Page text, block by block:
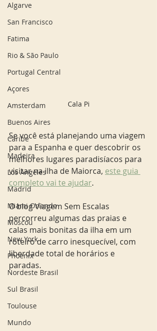
Algarve
San Francisco
Fatima
Rio & São Paulo
Portugal Central
Açores
Amsterdam
Buenos Aires
Caribe
Madeira
Los Angeles
Madrid
Miami Orlando
Moscou
New York
Phoenix
Nordeste Brasil
Sul Brasil
Toulouse
Mundo
Cala Pi
Se você está planejando uma viagem
para a Espanha e quer descobrir os
melhores lugares paradisíacos para
visitar na ilha de Maiorca, este guia
completo vai te ajudar.
O blog Viagem Sem Escalas
percorreu algumas das praias e
calas mais bonitas da ilha em um
roteiro de carro inesquecível, com
liberdade total de horários e
paradas.